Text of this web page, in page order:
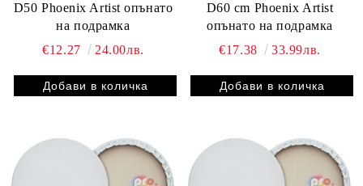
D50 Phoenix Artist опънато
на подрамка
€12.27
24.00лв.
D60 cm Phoenix Artist
опънато на подрамка
€17.38
33.99лв.